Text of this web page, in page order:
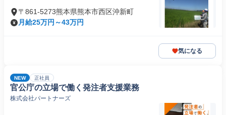
〒861-5273熊本県熊本市西区沖新町
月給25万円～43万円
気になる
NEW 正社員
官公庁の立場で働く発注者支援業務
株式会社パートナーズ